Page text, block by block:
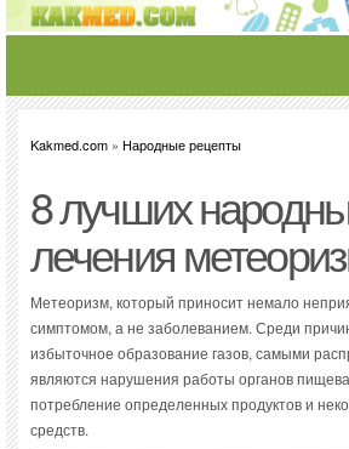
Kakmed.com » Народные рецепты
8 лучших
лечения
Метеоризм, который приносит немало
симптомом, а не заболеванием. Среди
избыточное образование газов, самыми
являются нарушения работы органов
потребление определенных продуктов и
средств.